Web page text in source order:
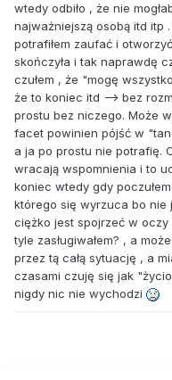
wtedy odbiło , że nie
najważniejszą osobą itd itp
potrafiłem zaufać i
skończyła i tak naprawdę
czułem , że "mogę
że to koniec itd --> bez
prostu bez niczego. Może
facet powinien pójść w
a ja po prostu nie potrafię.
wracają wspomnienia i to
koniec wtedy gdy
którego się wyrzuca bo nie
ciężko jest spojrzeć w
tyle zasługiwałem? , a
przez tą całą sytuację , a
czasami czuję się jak
nigdy nic nie wychodzi